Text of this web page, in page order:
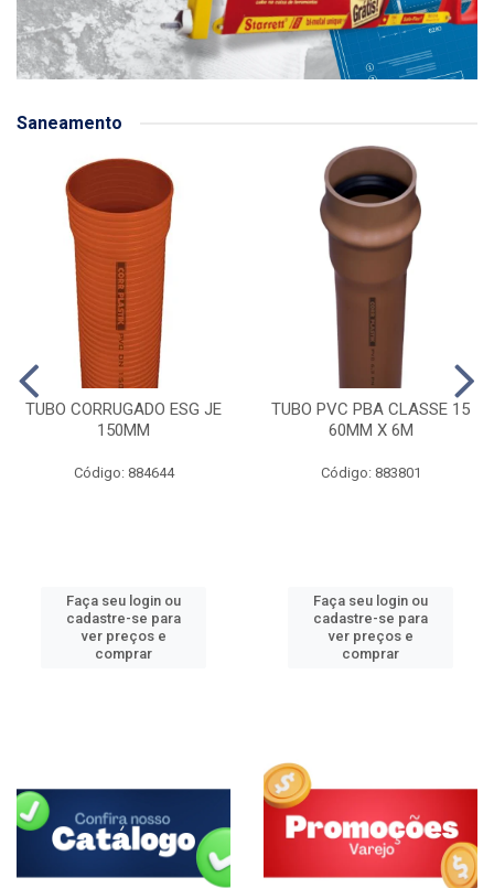
Saneamento
TUBO CORRUGADO ESG JE
150MM
Código: 884644
Faça seu login ou
cadastre-se para
ver preços e
comprar
TUBO PVC PBA CLASSE 15
60MM X 6M
Código: 883801
Faça seu login ou
cadastre-se para
ver preços e
comprar